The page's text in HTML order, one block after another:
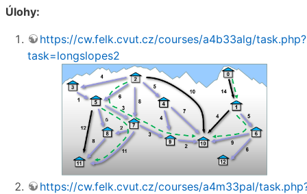
Úlohy:
https://cw.felk.cvut.cz/courses/a4b33alg/task.php?
task=longslopes2
https://cw.felk.cvut.cz/courses/a4m33pal/